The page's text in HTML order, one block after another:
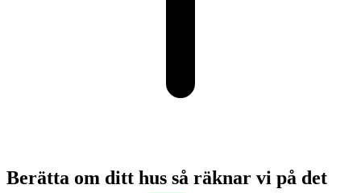
Berätta om ditt hus så räknar vi på det